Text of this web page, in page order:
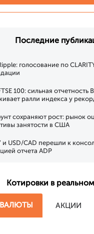
Последние
голосование по
100: сильная отчетность
ралли индекса у
сохраняют рост: рынок
занятости в США
и USD/CAD перешли к
отчета ADP
Котировки в
ВАЛЮТЫ АКЦИИ